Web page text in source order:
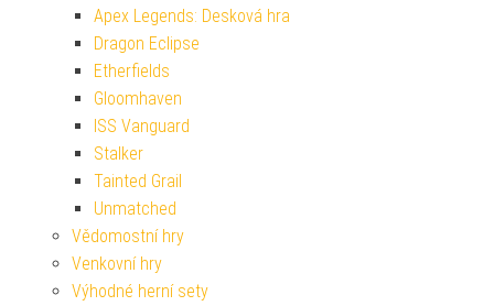
Apex Legends: Desková hra
Dragon Eclipse
Etherfields
Gloomhaven
ISS Vanguard
Stalker
Tainted Grail
Unmatched
Vědomostní hry
Venkovní hry
Výhodné herní sety